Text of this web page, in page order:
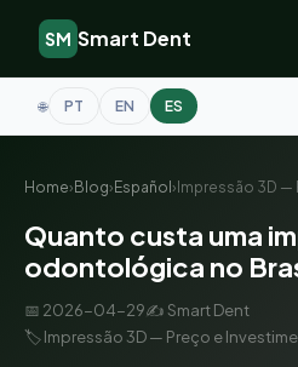
SM Smart Dent
🌐 PT EN ES
Home› Blog› Español › Impressão 3D
Quanto custa uma
odontológica no
📅 2026-04-29✍️ Smart Dent
🏷️ Impressão 3D — Preço e